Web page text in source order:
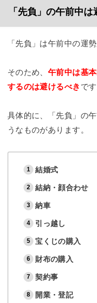
「先負」の午前中
「先負」は午前中の運
そのため、 午前中は基
するのは避けるべき です
具体的に、「先負」の
うなものがあります。
結婚式
結納・顔合わせ
納車
引っ越し
宝くじの購入
財布の購入
契約事
開業・登記